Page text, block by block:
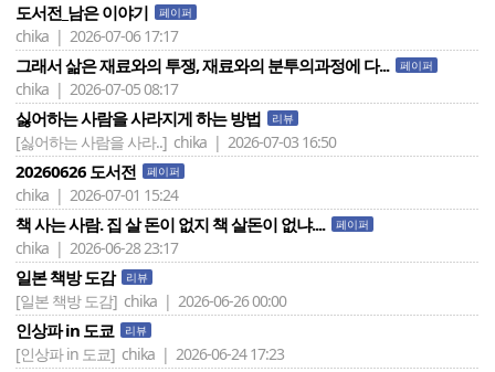
도서전_남은 이야기 페이퍼
chika | 2026-07-06 17:17
그래서 삶은 재료와의 투쟁, 재료와의 분투의과정에 다... 페이퍼
chika | 2026-07-05 08:17
싫어하는 사람을 사라지게 하는 방법 리뷰
[싫어하는 사람을 사라..] chika | 2026-07-03 16:50
20260626 도서전 페이퍼
chika | 2026-07-01 15:24
책 사는 사람. 집 살 돈이 없지 책 살돈이 없냐.... 페이퍼
chika | 2026-06-28 23:17
일본 책방 도감 리뷰
[일본 책방 도감] chika | 2026-06-26 00:00
인상파 in 도쿄 리뷰
[인상파 in 도쿄] chika | 2026-06-24 17:23